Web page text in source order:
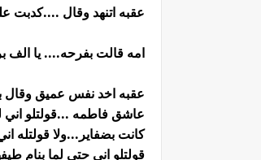
عقبه اتنهد وقال
امه قالت بفرحه.... يا الف
عقبه اخد نفس عميق وقال
عاشق فاطمه ...قولتلو اني
كانت بضفاير...ولا قولتله
قولتلو اني حتى لما بنام